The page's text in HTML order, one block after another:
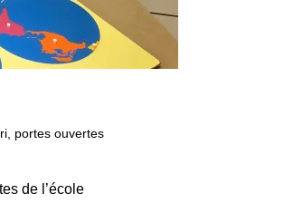
, portes ouvertes
de l’école